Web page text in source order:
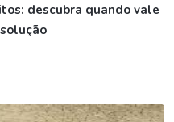
descubra quando vale